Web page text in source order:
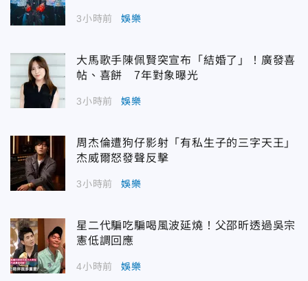
3小時前 娛樂
大馬歌手陳佩賢突宣布「結婚了」！廣發喜
帖、喜餅 7年對象曝光
3小時前 娛樂
周杰倫遭狗仔影射「有私生子的三字天王」
杰威爾怒發聲反擊
3小時前 娛樂
星二代騙吃騙喝風波延燒！父邵昕透過吳宗
憲低調回應
4小時前 娛樂